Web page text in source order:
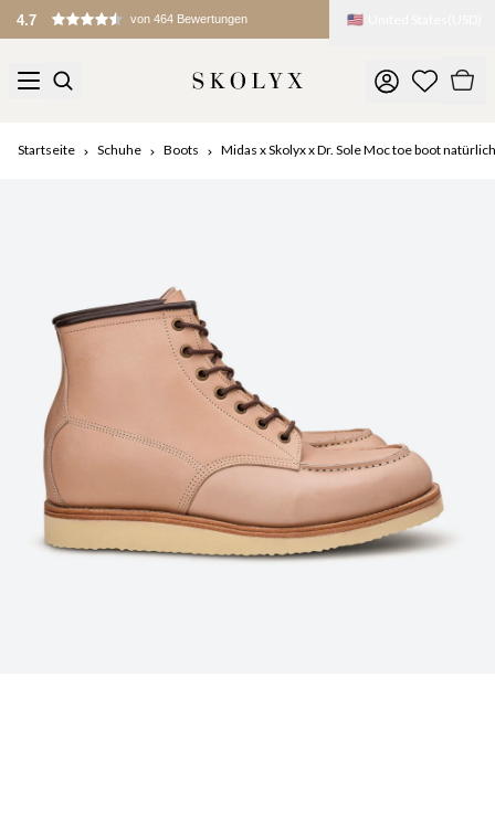
4.7 von 464 Bewertungen 🇺🇸
Startseite Schuhe Boots Midas x Skolyx x Dr. Sole Moc toe boot